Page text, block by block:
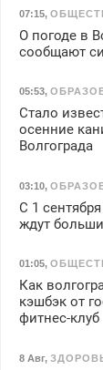
07:15,
О погоде в
сообщают
05:53,
Стало
осенние
Волгограда
03:10,
С 1
ждут
01:05,
Как
кэшбэк от
фитнес-клуб
8 Авг,